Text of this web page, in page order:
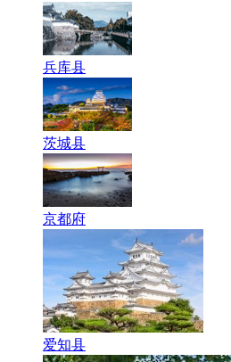
兵库县
茨城县
京都府
爱知县